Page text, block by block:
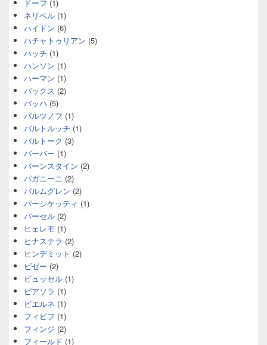
ドーフ (1)
ネリベル (1)
ハイドン (6)
ハチャトゥリアン (5)
ハッチ (1)
ハンソン (1)
ハーマン (1)
バックス (2)
バッハ (5)
バルツノフ (1)
バルトルッチ (1)
バルトーク (3)
バーバー (1)
バーンスタイン (2)
パガニーニ (2)
パルムグレン (2)
パーシケッティ (1)
パーセル (2)
ヒェレモ (1)
ヒナステラ (2)
ヒンデミット (2)
ビゼー (2)
ビュッセル (1)
ピアソラ (1)
ピエルネ (1)
フィビフ (1)
フィンジ (2)
フィールド (1)